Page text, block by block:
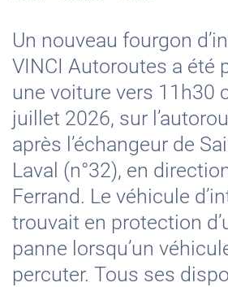
Un nouveau fourgon
VINCI Autoroutes a été
une voiture vers 11h30
juillet 2026, sur
après l’échangeur de
Laval (n°32), en
Ferrand. Le véhicule
trouvait en protection
panne lorsqu’un
percuter. Tous ses